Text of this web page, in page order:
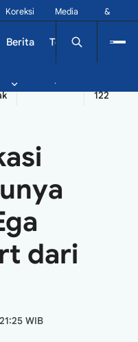
Koreksi
Media
&
Berita Tekno Dinamika
Seychelles
122
dari
21:25 WIB